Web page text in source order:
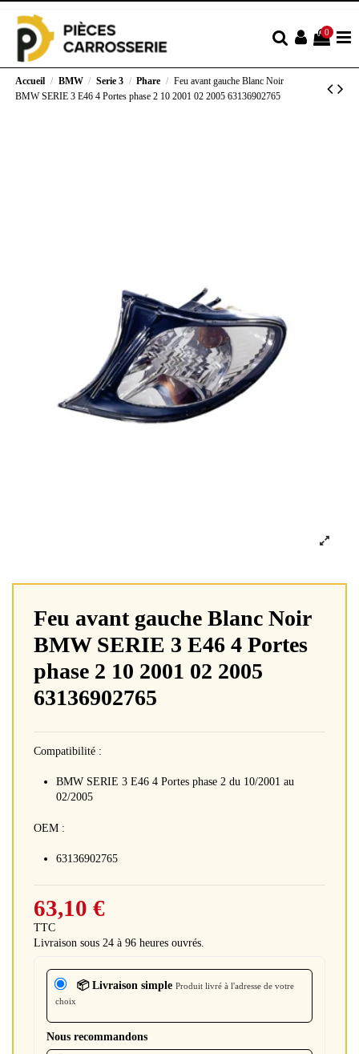
0
Accueil BMW Serie 3 Phare
Feu avant gauche Blanc Noir
BMW SERIE 3 E46 4 Portes phase 2 10 2001 02 2005 63136902765
Feu avant gauche Blanc Noir
BMW SERIE 3 E46 4 Portes
phase 2 10 2001 02 2005
63136902765
Compatibilité :
BMW SERIE 3 E46 4 Portes phase 2 du 10/2001 au
02/2005
OEM :
63136902765
63,10 €
TTC
Livraison sous 24 à 96 heures ouvrés.
📦 Livraison simple Produit livré à l'adresse de votre
choix
Nous recommandons